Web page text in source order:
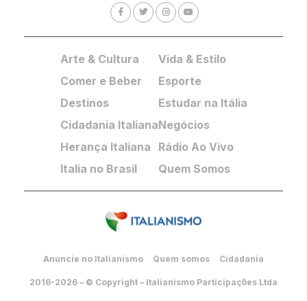
Arte & Cultura
Comer e Beber
Destinos
Cidadania Italiana
Herança Italiana
Italia no Brasil
Vida & Estilo
Esporte
Estudar na Itália
Negócios
Rádio Ao Vivo
Quem Somos
Anuncie no Italianismo Quem somos Cidadania
2016-2026 – © Copyright – Italianismo Participações Ltda